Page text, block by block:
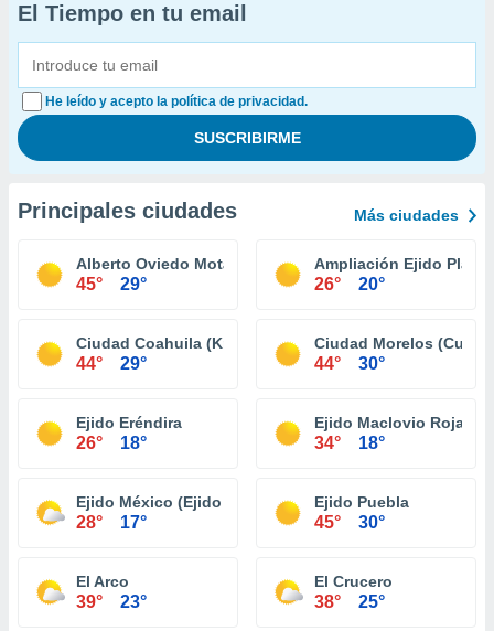
El Tiempo en tu email
He leído y acepto la política de privacidad.
Principales ciudades Más ciudades
Alberto Oviedo Mota (Reacomodo)
45° 29°
Ampliación Ejido Plan
26° 20°
Ciudad Coahuila (Km. 57)
44° 29°
Ciudad Morelos
44° 30°
Ejido Eréndira
26° 18°
Ejido Maclovio Rojas
34° 18°
Ejido México (Ejido Punta Colonet)
28° 17°
Ejido Puebla
45° 30°
El Arco
39° 23°
El Crucero
38° 25°